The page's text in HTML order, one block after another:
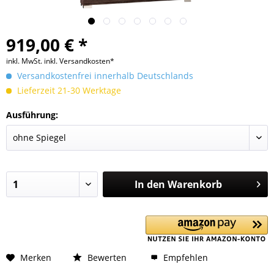
919,00 € *
inkl. MwSt. inkl. Versandkosten*
Versandkostenfrei innerhalb Deutschlands
Lieferzeit 21-30 Werktage
Ausführung:
In den Warenkorb
Merken Bewerten Empfehlen